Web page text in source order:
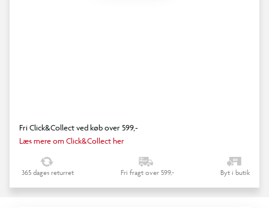
Fri Click&Collect ved køb over 599,-
Læs mere om Click&Collect her
365 dages returret Fri fragt over 599,- Byt i butik